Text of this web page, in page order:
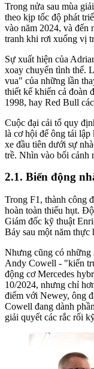
Trong nửa sau mùa
theo kịp tốc độ phát
vào năm 2024, và đến
tranh khi rơi xuống vị
Sự xuất hiện của
xoay chuyển tình thế.
vua" của những lần
thiết kế khiến cả đoàn
1998, hay Red Bull
Cuộc đại cải tổ quy
là cơ hội để ông tái
xe đầu tiên dưới sự
trề. Nhìn vào bối cảnh
Biến động
Trong F1, thành công
hoàn toàn thiếu hụt.
Giám đốc kỹ thuật
Bảy sau một năm
Nhưng cũng có những
Andy Cowell - "kiến
động cơ Mercedes
10/2024, nhưng chỉ
điểm với Newey, ông
Cowell đang dành
giải quyết các rắc rối